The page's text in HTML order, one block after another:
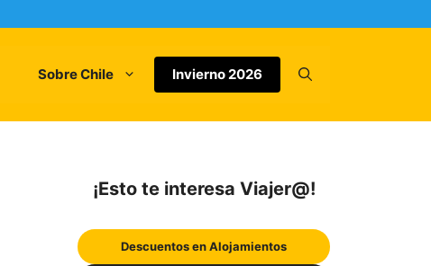
Sobre Chile Invierno 2026
¡Esto te interesa Viajer@!
Descuentos en Alojamientos